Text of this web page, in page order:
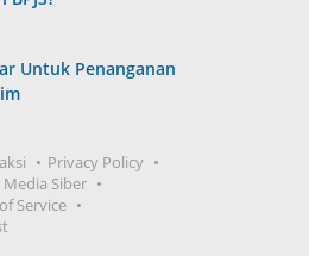
Untuk Penanganan
Privacy Policy
Siber
Service